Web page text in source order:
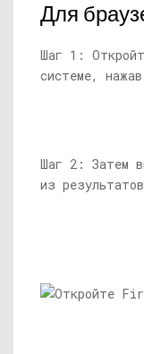
Для
Шаг 1:
системе, нажав
Шаг 2: Затем
из